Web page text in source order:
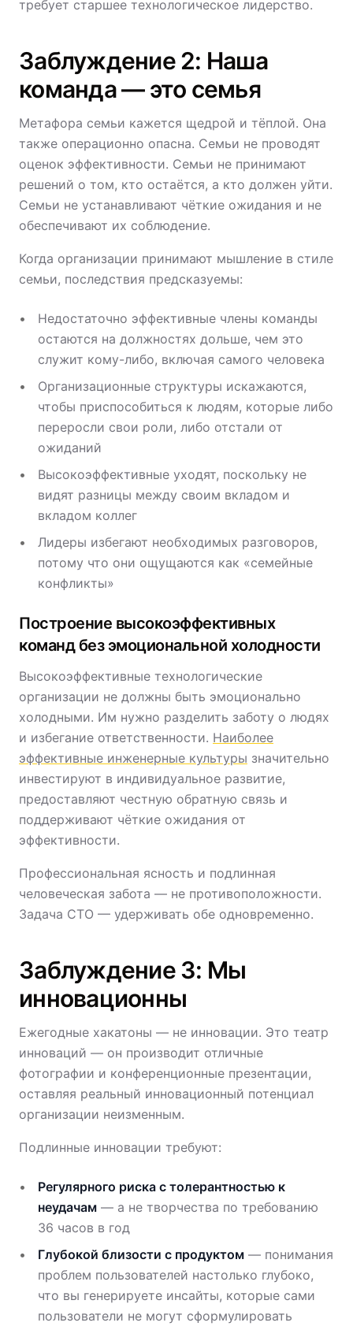
требует старшее технологическое лидерство.
Заблуждение 2: Наша
команда — это семья
Метафора семьи кажется щедрой и тёплой. Она
также операционно опасна. Семьи не проводят
оценок эффективности. Семьи не принимают
решений о том, кто остаётся, а кто должен уйти.
Семьи не устанавливают чёткие ожидания и не
обеспечивают их соблюдение.
Когда организации принимают мышление в стиле
семьи, последствия предсказуемы:
Недостаточно эффективные члены команды
остаются на должностях дольше, чем это
служит кому-либо, включая самого человека
Организационные структуры искажаются,
чтобы приспособиться к людям, которые либо
переросли свои роли, либо отстали от
ожиданий
Высокоэффективные уходят, поскольку не
видят разницы между своим вкладом и
вкладом коллег
Лидеры избегают необходимых разговоров,
потому что они ощущаются как «семейные
конфликты»
Построение высокоэффективных
команд без эмоциональной холодности
Высокоэффективные технологические
организации не должны быть эмоционально
холодными. Им нужно разделить заботу о людях
и избегание ответственности. Наиболее
эффективные инженерные культуры значительно
инвестируют в индивидуальное развитие,
предоставляют честную обратную связь и
поддерживают чёткие ожидания от
эффективности.
Профессиональная ясность и подлинная
человеческая забота — не противоположности.
Задача CTO — удерживать обе одновременно.
Заблуждение 3: Мы
инновационны
Ежегодные хакатоны — не инновации. Это театр
инноваций — он производит отличные
фотографии и конференционные презентации,
оставляя реальный инновационный потенциал
организации неизменным.
Подлинные инновации требуют:
Регулярного риска с толерантностью к
неудачам — а не творчества по требованию
36 часов в год
Глубокой близости с продуктом — понимания
проблем пользователей настолько глубоко,
что вы генерируете инсайты, которые сами
пользователи не могут сформулировать